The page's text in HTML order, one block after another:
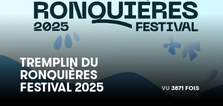
TREMPLIN DU
RONQUIÈRES
FESTIVAL 2025 VU 3871 FOIS